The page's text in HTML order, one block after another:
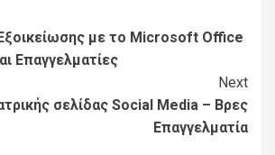
με το Microsoft Office
Επαγγελματίες
Next
σελίδας Social Media – Βρες
Επαγγελματία